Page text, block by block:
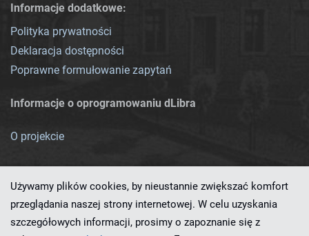
Informacje dodatkowe:
Polityka prywatności
Deklaracja dostępności
Poprawne formułowanie zapytań
Informacje o oprogramowaniu dLibra
O projekcie
Używamy plików cookies, by nieustannie zwiększać komfort
przeglądania naszej strony internetowej. W celu uzyskania
szczegółowych informacji, prosimy o zapoznanie się z